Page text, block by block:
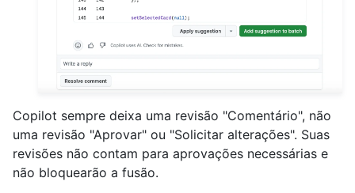
Copilot sempre deixa uma revisão "Comentário", não
uma revisão "Aprovar" ou "Solicitar alterações". Suas
revisões não contam para aprovações necessárias e
não bloquearão a fusão.